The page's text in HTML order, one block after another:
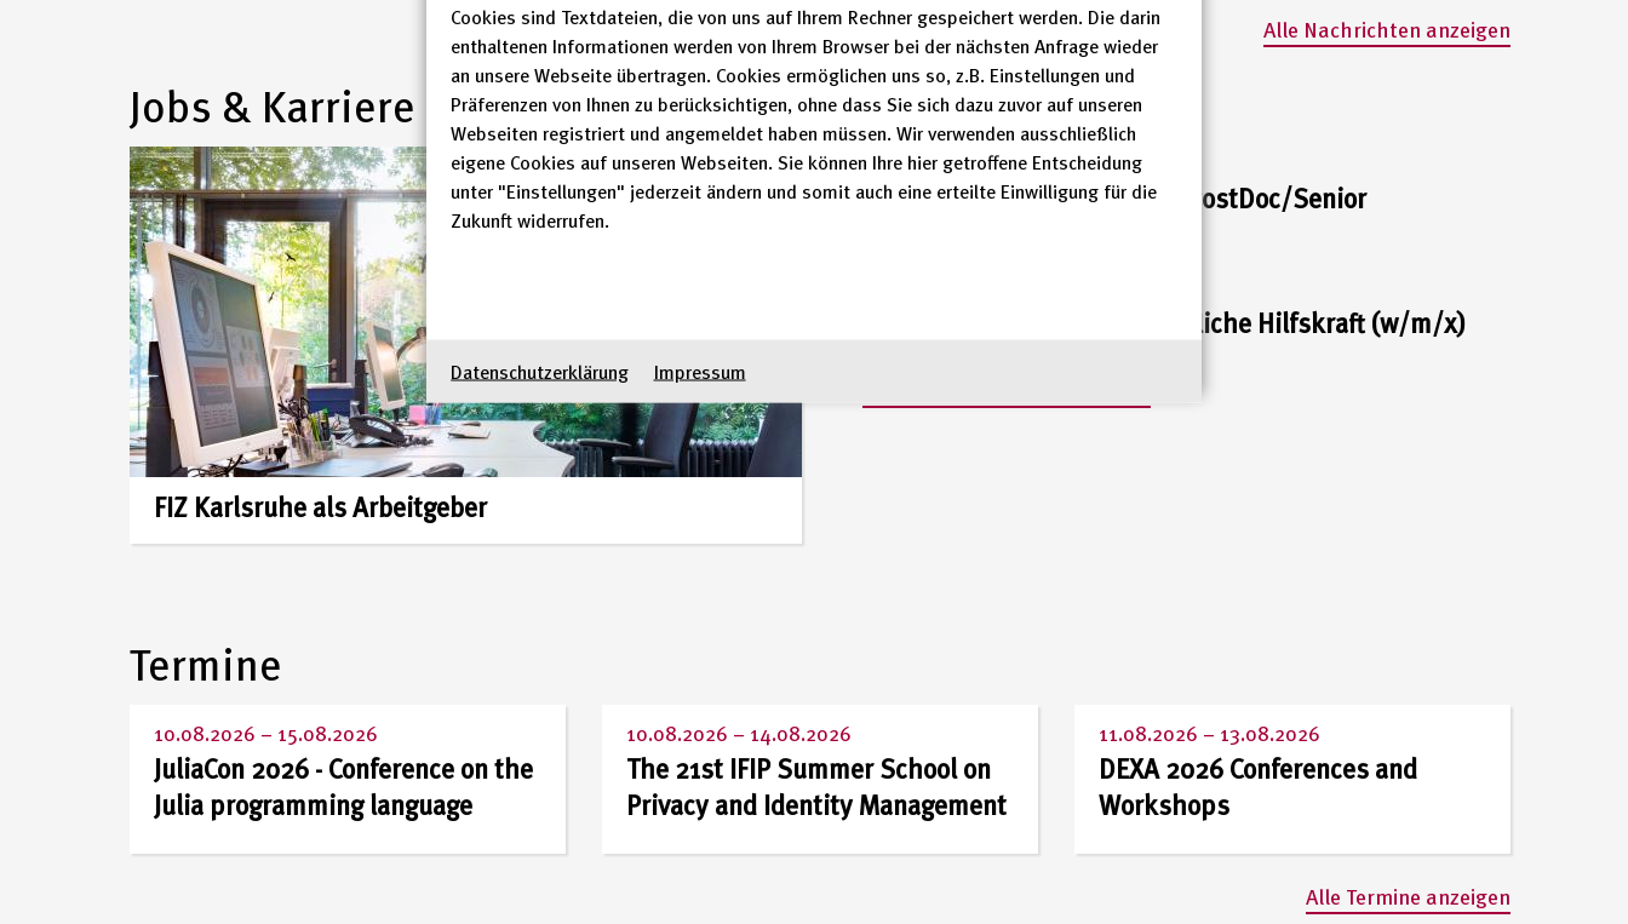
Cookies sind Textdateien, die von uns auf Ihrem Rechner gespeichert werden. Die darin
enthaltenen Informationen werden von Ihrem Browser bei der nächsten Anfrage wieder
an unsere Webseite übertragen. Cookies ermöglichen uns so, z.B. Einstellungen und
Präferenzen von Ihnen zu berücksichtigen, ohne dass Sie sich dazu zuvor auf unseren
Webseiten registriert und angemeldet haben müssen. Wir verwenden ausschließlich
eigene Cookies auf unseren Webseiten. Sie können Ihre hier getroffene Entscheidung
unter "Einstellungen" jederzeit ändern und somit auch eine erteilte Einwilligung für die
Zukunft widerrufen.
Datenschutzerklärung Impressum
Infrastruktureinrichtungen
in
Deutschland
und
Mitglied
der
Leibniz-
Gemeinschaft
Alle Nachrichten anzeigen
Jobs & Karriere
FIZ Karlsruhe als Arbeitgeber
14.07.2026
PhD/Junior Researcher oder PostDoc/Senior
Studentische / Wissenschaftliche Hilfskraft (w/m/x)
Termine
10.08.2026 – 15.08.2026
JuliaCon 2026 - Conference on the
Julia programming language
10.08.2026 – 14.08.2026
The 21st IFIP Summer School on
Privacy and Identity Management
11.08.2026 – 13.08.2026
DEXA 2026 Conferences and
Workshops
Alle Termine anzeigen